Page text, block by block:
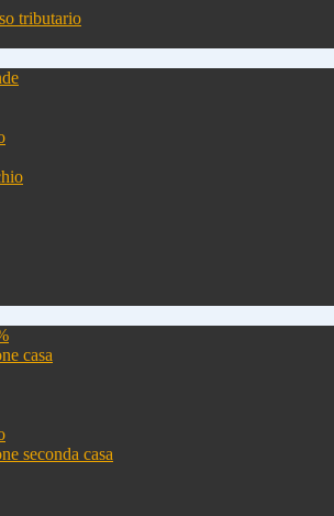
tributario
casa
seconda casa